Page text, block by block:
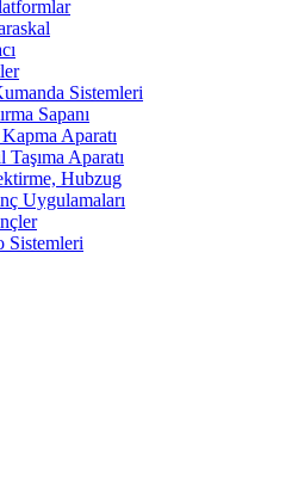
Sistemleri
Sapanı
Aparatı
Aparatı
Hubzug
Uygulamaları
Sistemleri